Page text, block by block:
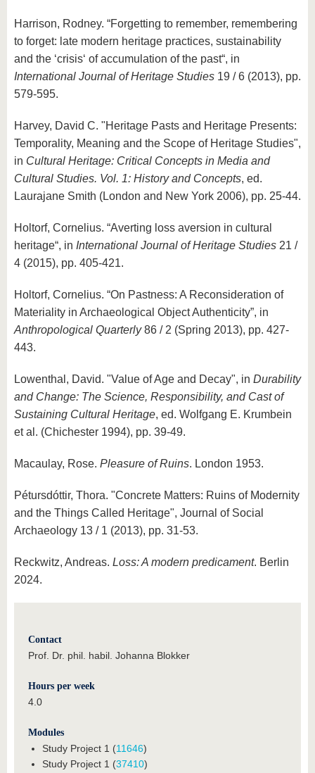
Harrison, Rodney. “Forgetting to remember, remembering
to forget: late modern heritage practices, sustainability
and the ‘crisis‘ of accumulation of the past“, in
International Journal of Heritage Studies 19 / 6 (2013), pp.
579-595.
Harvey, David C. "Heritage Pasts and Heritage Presents:
Temporality, Meaning and the Scope of Heritage Studies",
in Cultural Heritage: Critical Concepts in Media and
Cultural Studies. Vol. 1: History and Concepts, ed.
Laurajane Smith (London and New York 2006), pp. 25-44.
Holtorf, Cornelius. “Averting loss aversion in cultural
heritage“, in International Journal of Heritage Studies 21 /
4 (2015), pp. 405-421.
Holtorf, Cornelius. “On Pastness: A Reconsideration of
Materiality in Archaeological Object Authenticity”, in
Anthropological Quarterly86 / 2 (Spring 2013), pp. 427-
443.
Lowenthal, David. "Value of Age and Decay", in Durability
and Change: The Science, Responsibility, and Cast of
Sustaining Cultural Heritage, ed. Wolfgang E. Krumbein
et al. (Chichester 1994), pp. 39-49.
Macaulay, Rose. Pleasure of Ruins. London 1953.
Pétursdóttir, Thora. "Concrete Matters: Ruins of Modernity
and the Things Called Heritage", Journal of Social
Archaeology 13 / 1 (2013), pp. 31-53.
Reckwitz, Andreas. Loss: A modern predicament. Berlin
2024.
Contact
Prof. Dr. phil. habil. Johanna Blokker
Hours per week
4.0
Modules
Study Project 1 (11646)
Study Project 1 (37410)